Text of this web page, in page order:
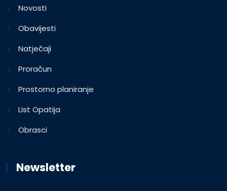
Novosti
Obavijesti
Natječaji
Proračun
Prostorno planiranje
List Opatija
Obrasci
Newsletter